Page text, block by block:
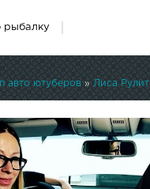
рыбалку
авто ютуберов» Лиса Рулит